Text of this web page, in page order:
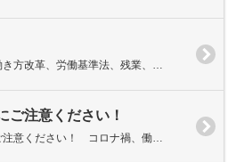
き方改革、労働基準法、残業、…
ご注意ください！
注意ください！ コロナ禍、働…